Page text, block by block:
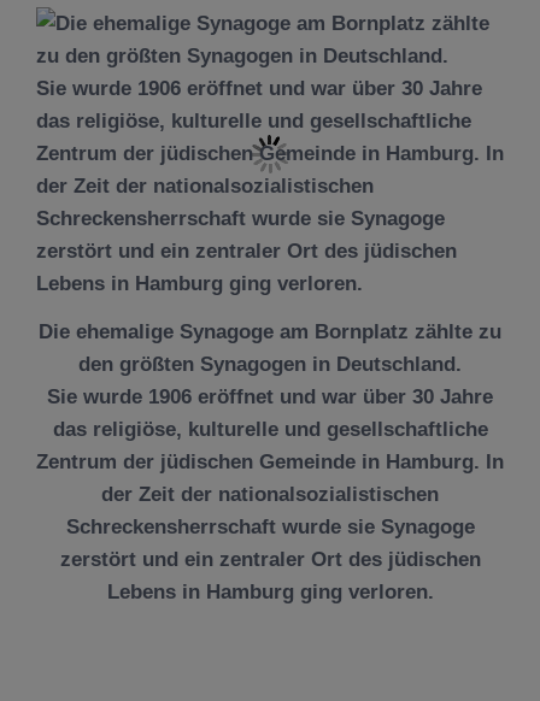
Die ehemalige Synagoge am Bornplatz zählte zu
den größten Synagogen in Deutschland.
Sie wurde 1906 eröffnet und war über 30 Jahre
das religiöse, kulturelle und gesellschaftliche
Zentrum der jüdischen Gemeinde in Hamburg. In
der Zeit der nationalsozialistischen
Schreckensherrschaft wurde sie Synagoge
zerstört und ein zentraler Ort des jüdischen
Lebens in Hamburg ging verloren.